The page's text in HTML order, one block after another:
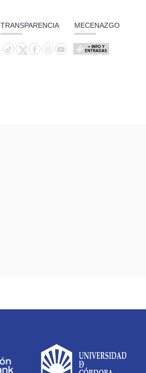
TRANSPARENCIA MECENAZGO
+ INFO Y
ENTRADAS